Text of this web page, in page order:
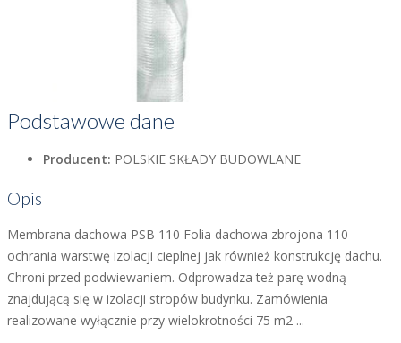
Podstawowe dane
Producent: POLSKIE SKŁADY BUDOWLANE
Opis
Membrana dachowa PSB 110 Folia dachowa zbrojona 110
ochrania warstwę izolacji cieplnej jak również konstrukcję dachu.
Chroni przed podwiewaniem. Odprowadza też parę wodną
znajdującą się w izolacji stropów budynku. Zamówienia
realizowane wyłącznie przy wielokrotności 75 m2 ...